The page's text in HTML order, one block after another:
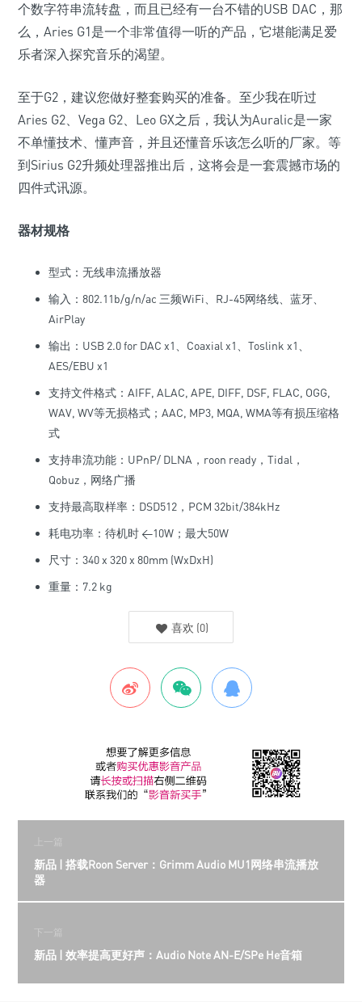
个数字符串流转盘，而且已经有一台不错的USB DAC，那
么，Aries G1是一个非常值得一听的产品，它堪能满足爱
乐者深入探究音乐的渴望。
至于G2，建议您做好整套购买的准备。至少我在听过
Aries G2、Vega G2、Leo GX之后，我认为Auralic是一家
不单懂技术、懂声音，并且还懂音乐该怎么听的厂家。等
到Sirius G2升频处理器推出后，这将会是一套震撼市场的
四件式讯源。
器材规格
型式：无线串流播放器
输入：802.11b/g/n/ac 三频WiFi、RJ-45网络线、蓝牙、
AirPlay
输出：USB 2.0 for DAC x1、Coaxial x1、Toslink x1、
AES/EBU x1
支持文件格式：AIFF, ALAC, APE, DIFF, DSF, FLAC, OGG,
WAV, WV等无损格式；AAC, MP3, MQA, WMA等有损压缩格
式
支持串流功能：UPnP/ DLNA，roon ready，Tidal，
Qobuz，网络广播
支持最高取样率：DSD512，PCM 32bit/384kHz
耗电功率：待机时 <10W；最大50W
尺寸：340 x 320 x 80mm (WxDxH)
重量：7.2 kg
喜欢 (0)
上一篇
新品 | 搭载Roon Server：Grimm Audio MU1网络串流播放
器
下一篇
新品 | 效率提高更好声：Audio Note AN-E/SPe He音箱